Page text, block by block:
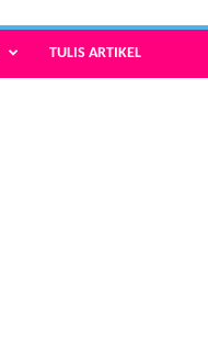
TULIS ARTIKEL